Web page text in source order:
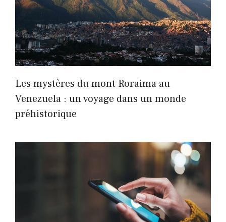
Les mystères du mont Roraima au
Venezuela : un voyage dans un monde
préhistorique